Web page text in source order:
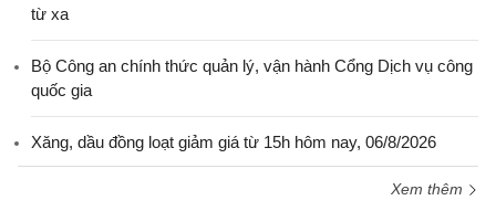
từ xa
Bộ Công an chính thức quản lý, vận hành Cổng Dịch vụ công
quốc gia
Xăng, dầu đồng loạt giảm giá từ 15h hôm nay, 06/8/2026
Xem thêm